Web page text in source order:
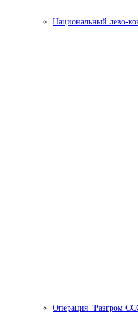
Национальный лево-
Операция "Разгром